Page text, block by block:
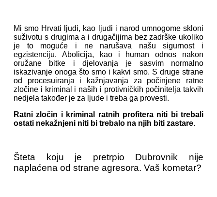
Mi smo Hrvati ljudi, kao ljudi i narod umnogome skloni
suživotu s drugima a i drugačijima bez zadrške ukoliko
je to moguće i ne narušava našu sigurnost i
egzistenciju. Abolicija, kao i human odnos nakon
oružane bitke i djelovanja je sasvim normalno
iskazivanje onoga što smo i kakvi smo. S druge strane
od procesuiranja i kažnjavanja za počinjene ratne
zločine i kriminal i naših i protivničkih počinitelja takvih
nedjela također je za ljude i treba ga provesti.
Ratni zločin i kriminal ratnih profitera niti bi trebali
ostati nekažnjeni niti bi trebalo na njih biti zastare.
Šteta koju je pretrpio Dubrovnik nije
naplaćena od strane agresora. Vaš kometar?